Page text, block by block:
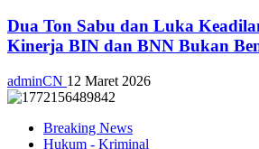
Dua Ton Sabu dan Luka
Kinerja BIN dan BNN Bukan
adminCN 12 Maret 2026
Breaking News
Hukum - Kriminal